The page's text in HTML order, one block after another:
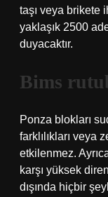
taşı veya brikete
yaklaşık 2500
duyacaktır.
Bims
Ponza blokları
farklılıkları veya
etkilenmez.
karşı yüksek
dışında hiçbir